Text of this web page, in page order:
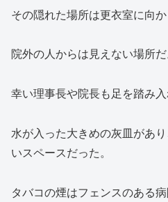
その隠れた場所は更衣室に向か
院外の人からは見えない場所だ
幸い理事長や院長も足を踏み入
水が入った大きめの灰皿があ
いスペースだった。
タバコの煙はフェンスのある